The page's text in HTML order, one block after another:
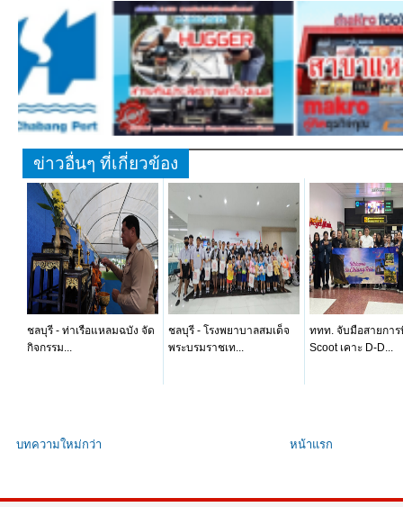
ข่าวอื่นๆ ที่เกี่ยวข้อง
ชลบุรี - ท่าเรือแหลมฉบัง จัด
กิจกรรม...
ชลบุรี - โรงพยาบาลสมเด็จ
พระบรมราชเท...
ททท. จับมือสายกา
Scoot เคาะ D-D...
บทความใหม่กว่า หน้าแรก